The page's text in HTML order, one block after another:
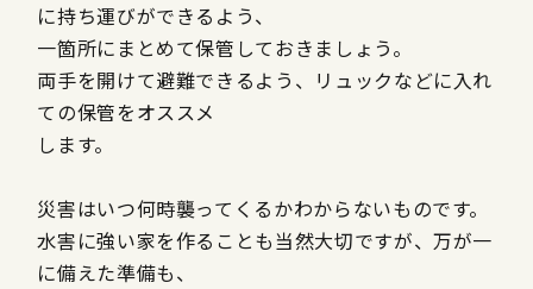
に持ち運びができるよう、
一箇所にまとめて保管しておきましょう。
両手を開けて避難できるよう、リュックなどに入れ
ての保管をオススメ
します。
災害はいつ何時襲ってくるかわからないものです。
水害に強い家を作ることも当然大切ですが、万が一
に備えた準備も、